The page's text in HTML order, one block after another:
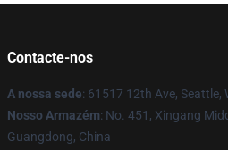
Contacte-nos
A nossa sede: 61517 12th Ave, Seattle,
Nosso Armazém: No. 451, Xingang
Guangdong, China